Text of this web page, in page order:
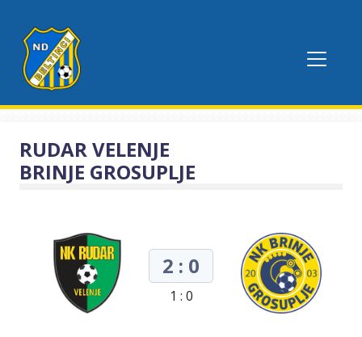
RUDAR VELENJE
BRINJE GROSUPLJE
2 : 0
1 : 0